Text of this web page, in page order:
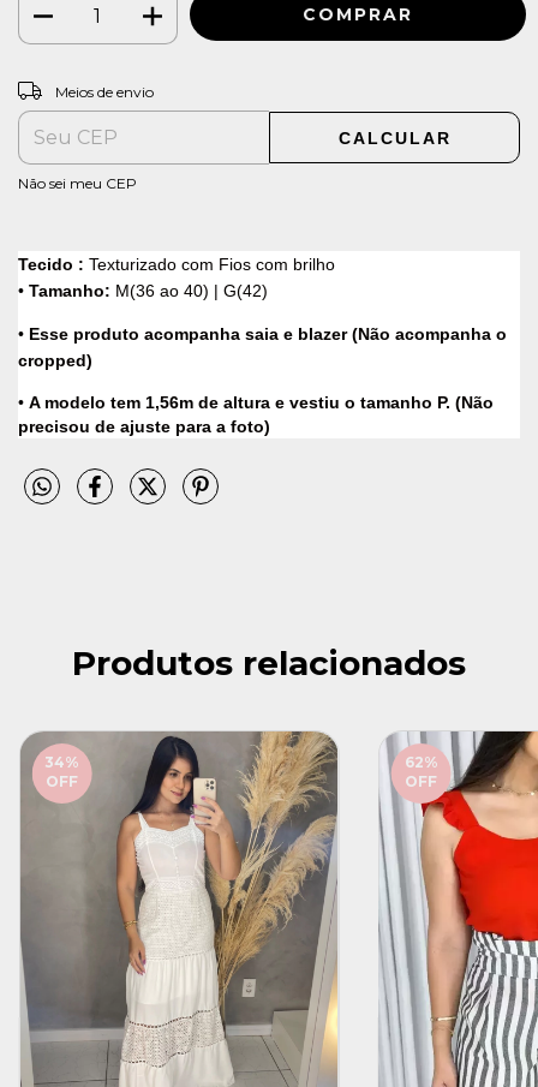
Entregas para o CEP:
Meios de envio
CALCULAR
Não sei meu CEP
Tecido : Texturizado com Fios com brilho
• Tamanho: M(36 ao 40) | G(42)
• Esse produto acompanha saia e blazer (Não acompanha o
cropped)
• A modelo tem 1,56m de altura e vestiu o tamanho P. (Não
precisou de ajuste para a foto)
Produtos relacionados
34%
OFF
62%
OFF